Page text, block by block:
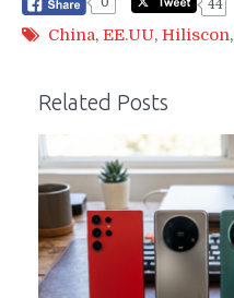
44
China, EE.UU, Hiliscon,
Related Posts